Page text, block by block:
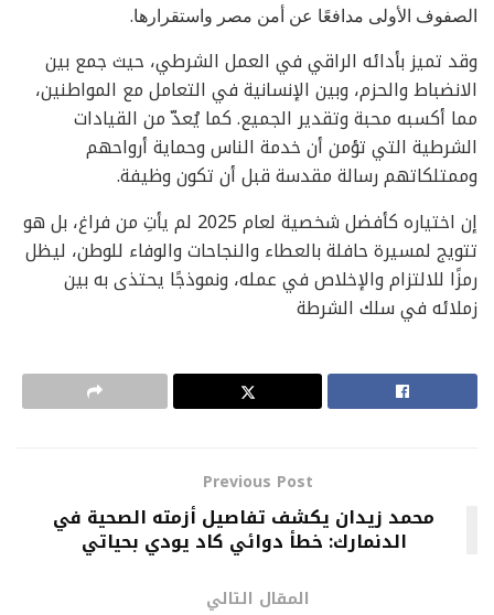
الصفوف الأولى مدافعًا عن أمن مصر واستقرارها.
وقد تميز بأدائه الراقي في العمل الشرطي، حيث جمع بين
الانضباط والحزم، وبين الإنسانية في التعامل مع المواطنين،
مما أكسبه محبة وتقدير الجميع. كما يُعدّ من القيادات
الشرطية التي تؤمن أن خدمة الناس وحماية أرواحهم
وممتلكاتهم رسالة مقدسة قبل أن تكون وظيفة.
إن اختياره كأفضل شخصية لعام 2025 لم يأتِ من فراغ، بل هو
تتويج لمسيرة حافلة بالعطاء والنجاحات والوفاء للوطن، ليظل
رمزًا للالتزام والإخلاص في عمله، ونموذجًا يحتذى به بين
زملائه في سلك الشرطة
Previous Post
محمد زيدان يكشف تفاصيل أزمته الصحية في
الدنمارك: خطأ دوائي كاد يودي بحياتي
المقال التالي